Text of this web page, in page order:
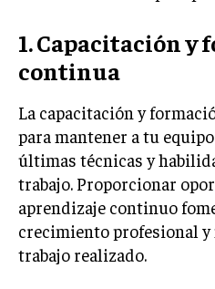
BLOG
Acerca de Últimas entradas
Isabel Martínez
Hola, soy Isabel
de talento, me
personal y
1. Capacitación y
continua
La capacitación y
para mantener a tu
últimas técnicas y
trabajo. Proporcionar
aprendizaje continuo
crecimiento profesional
trabajo realizado.